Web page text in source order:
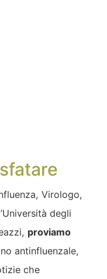
Virologo,
degli
proviamo
antinfluenzale,
che